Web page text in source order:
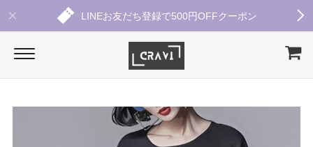
LINEお友だち登録で500円OFFクーポン